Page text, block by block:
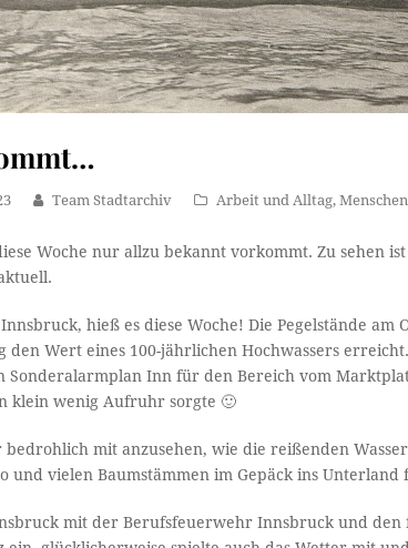
Team Stadtarchiv Arbeit und Alltag,Menschen
Woche nur allzu bekannt vorkommt. Zu sehen
hieß es diese Woche! Die Pegelstände
den Wert eines 100-jährlichen Hochwassers
Sonderalarmplan Inn für den Bereich vom
klein wenig Aufruhr sorgte 🙂
bedrohlich mit anzusehen, wie die reißenden
und vielen Baumstämmen im Gepäck ins Unterland
mit der Berufsfeuerwehr Innsbruck und